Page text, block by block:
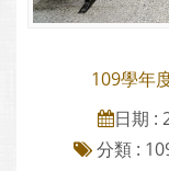
109學年
日期 :
分類 :